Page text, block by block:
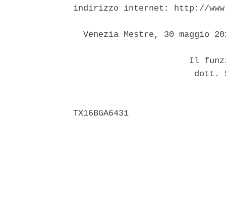
indirizzo internet: http://
Venezia Mestre, 30 maggio
Il